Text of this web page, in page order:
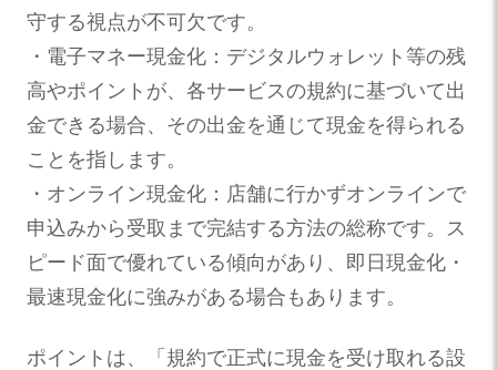
守する視点が不可欠です。
・電子マネー現金化：デジタルウォレット等の残
高やポイントが、各サービスの規約に基づいて出
金できる場合、その出金を通じて現金を得られる
ことを指します。
・オンライン現金化：店舗に行かずオンラインで
申込みから受取まで完結する方法の総称です。ス
ピード面で優れている傾向があり、即日現金化・
最速現金化に強みがある場合もあります。
ポイントは、「規約で正式に現金を受け取れる設